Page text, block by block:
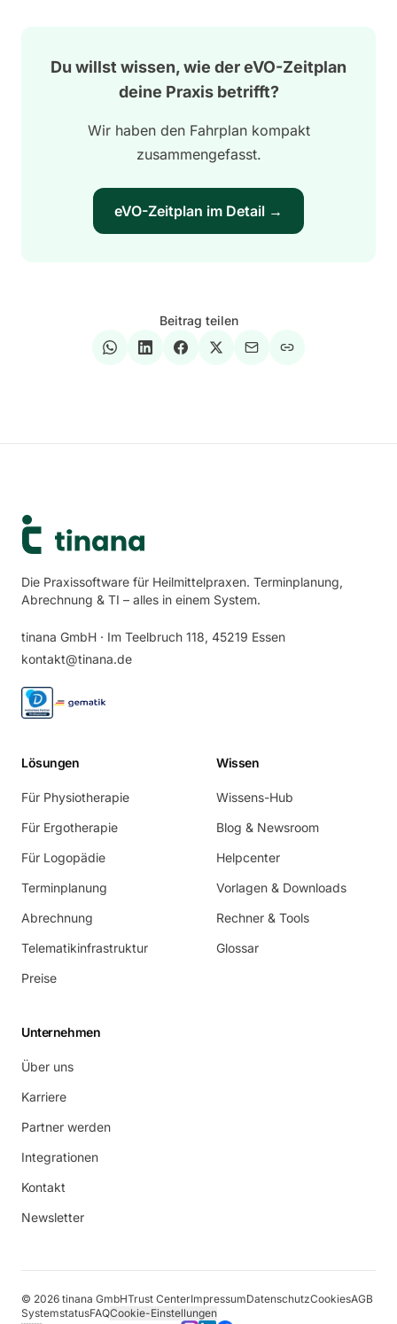
Du willst wissen, wie der eVO-Zeitplan
deine Praxis betrifft?
Wir haben den Fahrplan kompakt
zusammengefasst.
eVO-Zeitplan im Detail →
Beitrag teilen
Die Praxissoftware für Heilmittelpraxen. Terminplanung,
Abrechnung & TI – alles in einem System.
tinana GmbH · Im Teelbruch 118, 45219 Essen
kontakt@tinana.de
Lösungen
Für Physiotherapie
Für Ergotherapie
Für Logopädie
Terminplanung
Abrechnung
Telematikinfrastruktur
Preise
Wissen
Wissens-Hub
Blog & Newsroom
Helpcenter
Vorlagen & Downloads
Rechner & Tools
Glossar
Unternehmen
Über uns
Karriere
Partner werden
Integrationen
Kontakt
Newsletter
© 2026 tinana GmbHTrust CenterImpressumDatenschutzCookiesAGB
SystemstatusFAQCookie-Einstellungen